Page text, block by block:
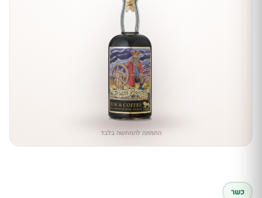
התמונה להמחשה בלבד
כשר